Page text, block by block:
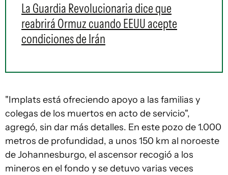
La Guardia Revolucionaria dice que
reabrirá Ormuz cuando EEUU acepte
condiciones de Irán
"Implats está ofreciendo apoyo a las familias y
colegas de los muertos en acto de servicio",
agregó, sin dar más detalles. En este pozo de 1.000
metros de profundidad, a unos 150 km al noroeste
de Johannesburgo, el ascensor recogió a los
mineros en el fondo y se detuvo varias veces